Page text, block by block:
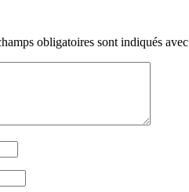
obligatoires sont indiqués avec